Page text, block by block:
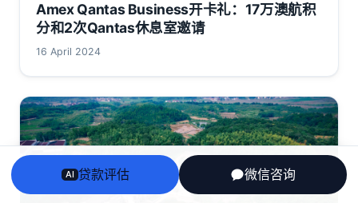
Amex Qantas Business开卡礼：17万澳航积
分和2次Qantas休息室邀请
16 April 2024
AI 贷款评估 微信咨询